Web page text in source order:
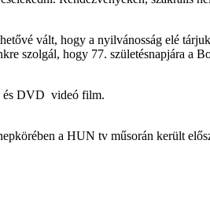
vált, hogy a nyilvánosság elé
szolgál, hogy 77. születésnapjára a
és DVD videó film.
a HUN tv műsorán került